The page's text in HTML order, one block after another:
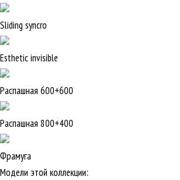
Sliding syncro
Esthetic invisible
Распашная 600+600
Распашная 800+400
Фрамуга
Модели этой коллекции: